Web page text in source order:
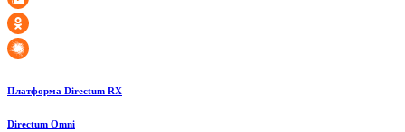
Платформа Directum RX
Directum Omni